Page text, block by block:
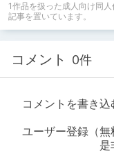
1作品を扱った成人向け同人
記事を置いています。
コメント 0件
コメントを書き
ユーザー登録（
是